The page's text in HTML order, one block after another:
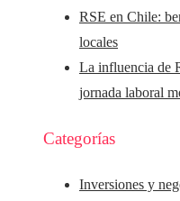
RSE en Chile:
locales
La influencia de
jornada laboral
Categorías
Inversiones y